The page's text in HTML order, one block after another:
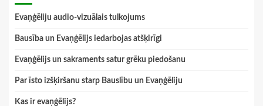
Evaņģēliju audio-vizuālais tulkojums
Bausība un Evaņģēlijs iedarbojas atšķirīgi
Evaņģēlijs un sakraments satur grēku piedošanu
Par īsto izšķiršanu starp Bauslību un Evaņģēliju
Kas ir evaņģēlijs?